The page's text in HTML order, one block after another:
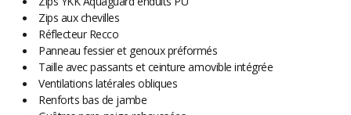
Zips aux chevilles
Réflecteur Recco
Panneau fessier et genoux préformés
Taille avec passants et ceinture amovible intégrée
Ventilations latérales obliques
Renforts bas de jambe